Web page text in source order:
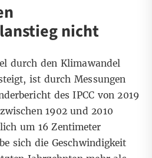
nicht
durch den Klimawandel
ist durch Messungen
des IPCCvon 2019
1902 und 2010
um 16 Zentimeter
sich die Geschwindigkeit